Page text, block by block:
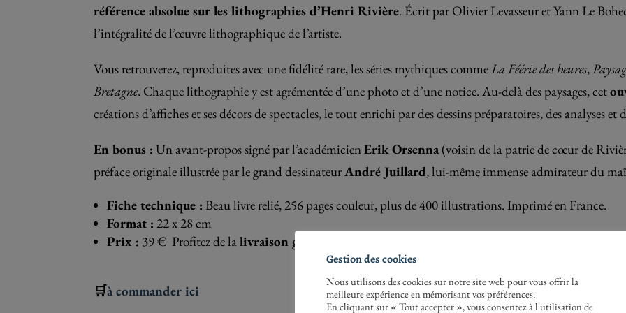
référence absolue sur les lithographies d’Henri Rivière. Écrit par Olivier Levasseur et Yann Le
l’intégralité de l’œuvre lithographique de l’artiste.
Vous retrouverez, reproduites avec une fidélité rare, les séries mythiques commeLa Féérie des heures,
Bretagne. Chaque lithographie y est agrémentée d’une photo et d’une notice. Au-delà des paysages, cet
créations d’affiches et ses décors de spectacles, le tout enrichi par des dessins préparatoires, des analyses et
En bonus : Un avant-propos signé par l’académicienErik Orsenna(voisin de la patrie de cœur de
préface originale illustrée par le grand dessinateurAndré Juillard, lui-même immense admirateur du
Fiche technique : Beau livre relié, 256 pages couleur, plus de 400 illustrations. Imprimé en France.
Format : 22 x 28 cm
Prix : 39 € Profitez de lalivraison gratuite!
🛒à commander ici
Gestion des cookies
Nous utilisons des cookies sur notre site web pour vous offrir la
meilleure expérience en mémorisant vos préférences.
En cliquant sur « Tout accepter », vous consentez à l'utilisation de